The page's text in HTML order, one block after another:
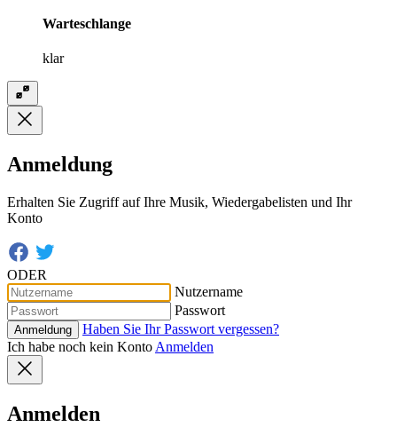
Warteschlange
klar
Anmeldung
Erhalten Sie Zugriff auf Ihre Musik, Wiedergabelisten und Ihr
Konto
ODER
Nutzername
Passwort
Anmeldung
Haben Sie Ihr Passwort vergessen?
Ich habe noch kein Konto Anmelden
Anmelden